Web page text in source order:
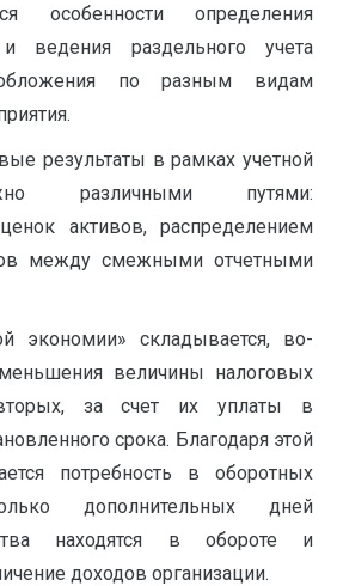
особенности определения
ведения раздельного учета
по разным видам
результаты в рамках учетной
различными путями:
активов, распределением
между смежными отчетными
экономии» складывается, во-
величины налоговых
за счет их уплаты в
срока. Благодаря этой
потребность в оборотных
дополнительных дней
находятся в обороте и
доходов организации.